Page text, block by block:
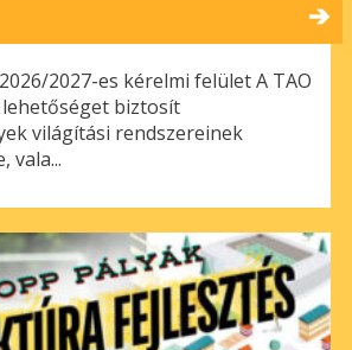
2027-es kérelmi felület A TAO
biztosít
világítási rendszereinek
vala...